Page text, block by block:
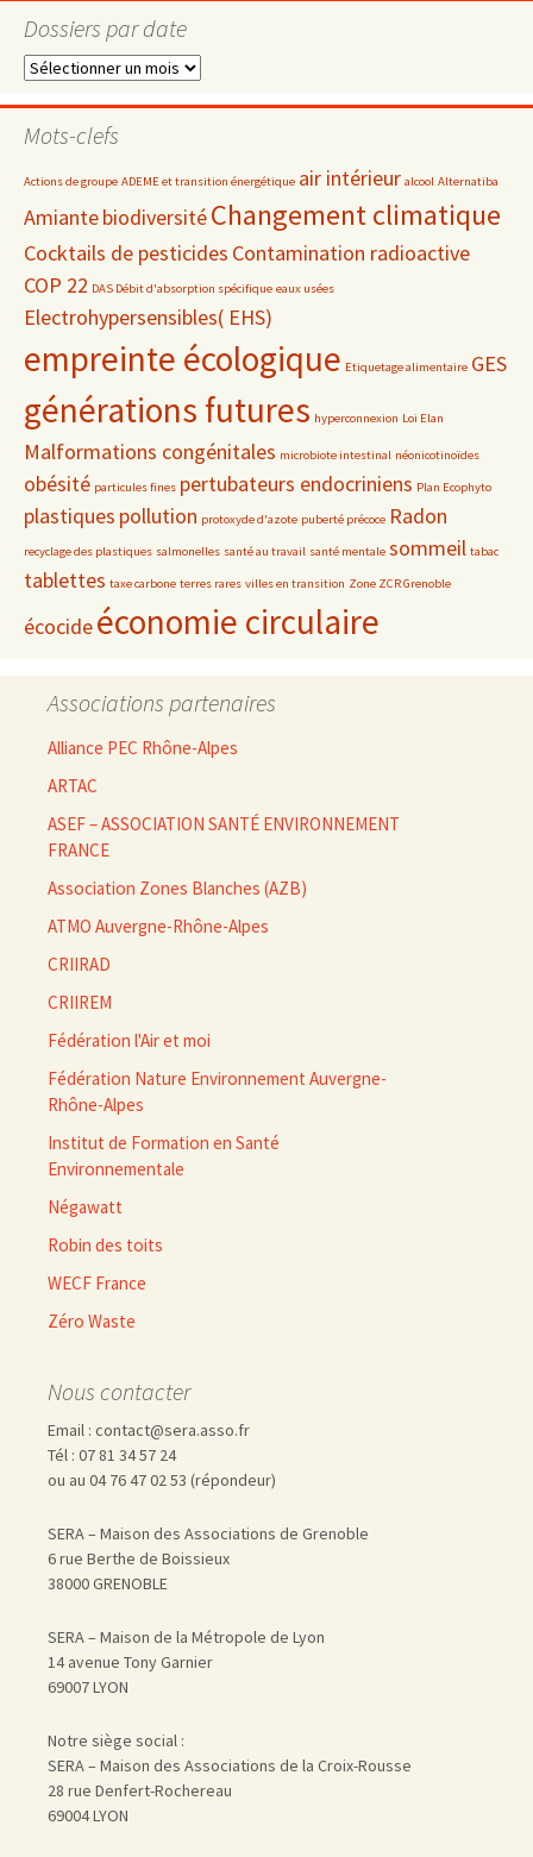
Dossiers par date
Dossiers
date
Mots-clefs
Actions de groupe ADEME et transition énergétique air intérieur alcool Alternatiba
AmiantebiodiversitéChangement climatique
Cocktails de pesticides Contamination radioactive
COP 22 DAS Débit d'absorption spécifique eaux usées
Electrohypersensibles( EHS)
empreinte écologique Etiquetage alimentaire GES
générations futures hyperconnexion Loi Elan
Malformations congénitales microbiote intestinal néonicotinoïdes
obésité particules fines pertubateurs endocriniens Plan Ecophyto
plastiques pollution protoxyde d'azote puberté précoce Radon
recyclage des plastiques salmonelles santé au travail santé mentale sommeil tabac
tablettes taxe carbone terres rares villes en transition Zone ZCR Grenoble
écocideéconomie circulaire
Associations partenaires
Alliance PEC Rhône-Alpes
ARTAC
ASEF – ASSOCIATION SANTÉ ENVIRONNEMENT
FRANCE
Association Zones Blanches (AZB)
ATMO Auvergne-Rhône-Alpes
CRIIRAD
CRIIREM
Fédération l'Air et moi
Fédération Nature Environnement Auvergne-
Rhône-Alpes
Institut de Formation en Santé
Environnementale
Négawatt
Robin des toits
WECF France
Zéro Waste
Nous contacter
Email : contact@sera.asso.fr
Tél : 07 81 34 57 24
ou au 04 76 47 02 53 (répondeur)
SERA – Maison des Associations de Grenoble
6 rue Berthe de Boissieux
38000 GRENOBLE
SERA – Maison de la Métropole de Lyon
14 avenue Tony Garnier
69007 LYON
Notre siège social :
SERA – Maison des Associations de la Croix-Rousse
28 rue Denfert-Rochereau
69004 LYON